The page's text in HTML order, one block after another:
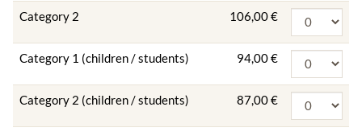
Category 2 106,00 €
Category 1 (children / students) 94,00 €
Category 2 (children / students) 87,00 €